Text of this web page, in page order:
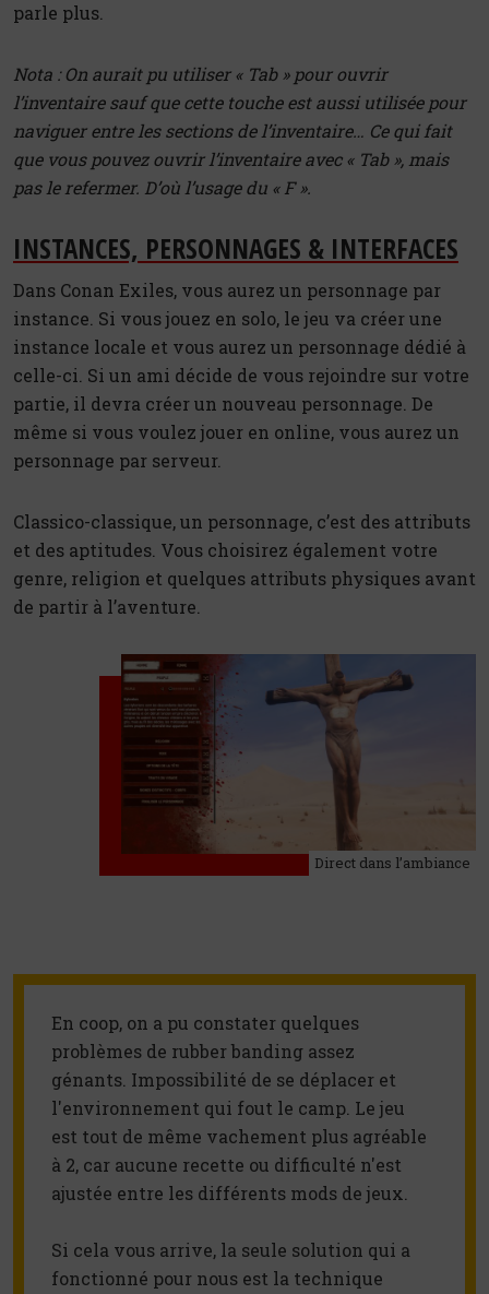
parle plus.
Nota : On aurait pu utiliser « Tab » pour ouvrir
l’inventaire sauf que cette touche est aussi utilisée pour
naviguer entre les sections de l’inventaire… Ce qui fait
que vous pouvez ouvrir l’inventaire avec « Tab », mais
pas le refermer. D’où l’usage du « F ».
INSTANCES, PERSONNAGES & INTERFACES
Dans Conan Exiles, vous aurez un personnage par
instance. Si vous jouez en solo, le jeu va créer une
instance locale et vous aurez un personnage dédié à
celle-ci. Si un ami décide de vous rejoindre sur votre
partie, il devra créer un nouveau personnage. De
même si vous voulez jouer en online, vous aurez un
personnage par serveur.
Classico-classique, un personnage, c’est des attributs
et des aptitudes. Vous choisirez également votre
genre, religion et quelques attributs physiques avant
de partir à l’aventure.
Direct dans l’ambiance
En coop, on a pu constater quelques
problèmes de rubber banding assez
génants. Impossibilité de se déplacer et
l'environnement qui fout le camp. Le jeu
est tout de même vachement plus agréable
à 2, car aucune recette ou difficulté n'est
ajustée entre les différents mods de jeux.
Si cela vous arrive, la seule solution qui a
fonctionné pour nous est la technique